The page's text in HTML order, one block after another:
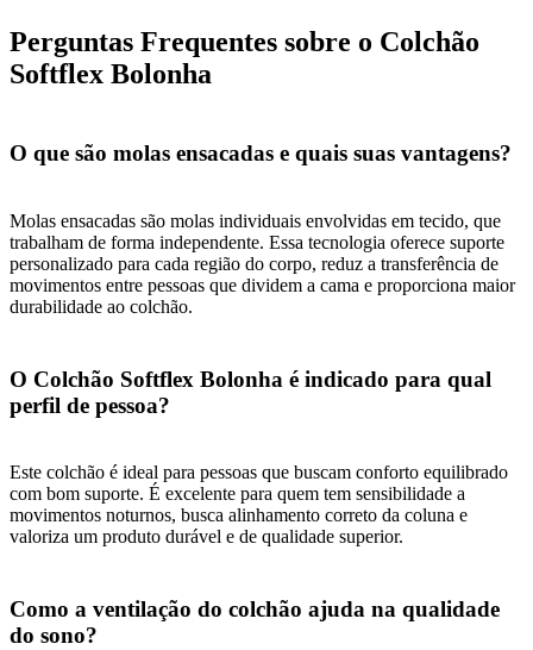
Perguntas Frequentes sobre o Colchão
Softflex Bolonha
O que são molas ensacadas e quais suas vantagens?
Molas ensacadas são molas individuais envolvidas em tecido, que
trabalham de forma independente. Essa tecnologia oferece suporte
personalizado para cada região do corpo, reduz a transferência de
movimentos entre pessoas que dividem a cama e proporciona maior
durabilidade ao colchão.
O Colchão Softflex Bolonha é indicado para qual
perfil de pessoa?
Este colchão é ideal para pessoas que buscam conforto equilibrado
com bom suporte. É excelente para quem tem sensibilidade a
movimentos noturnos, busca alinhamento correto da coluna e
valoriza um produto durável e de qualidade superior.
Como a ventilação do colchão ajuda na qualidade
do sono?